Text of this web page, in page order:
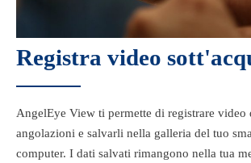
Registra video
AngelEye View ti permette di registrare video
angolazioni e salvarli nella galleria del tuo
computer. I dati salvati rimangono nella tua